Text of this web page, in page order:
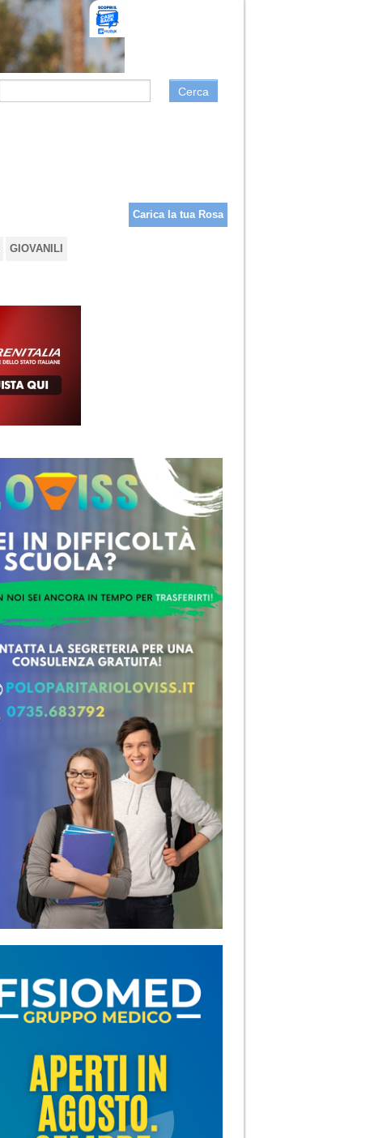
Cerca
Carica la tua Rosa
GIOVANILI